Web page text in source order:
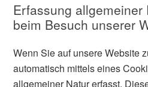
Erfassung allgemeiner
beim Besuch unserer
Wenn Sie auf unsere Website
automatisch mittels eines
allgemeiner Natur erfasst.